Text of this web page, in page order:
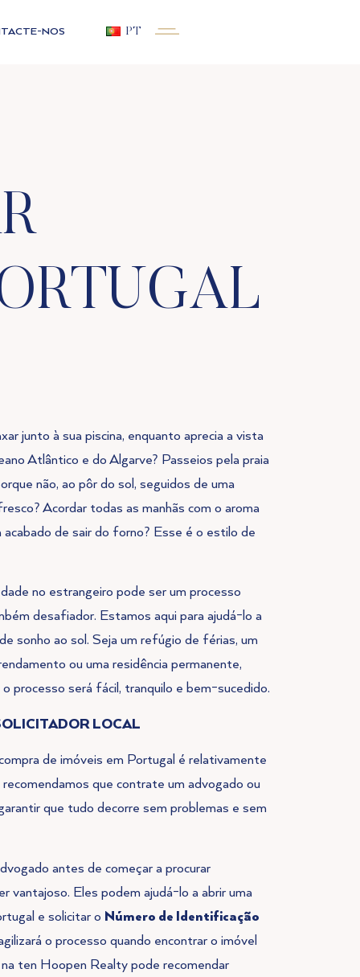
NOS PT
junto à sua piscina, enquanto aprecia a vista
Atlântico e do Algarve? Passeios pela praia
não, ao pôr do sol, seguidos de uma
Acordar todas as manhãs com o aroma
de sair do forno? Esse é o estilo de
no estrangeiro pode ser um processo
desafiador. Estamos aqui para ajudá-lo a
sonho ao sol. Seja um refúgio de férias, um
ou uma residência permanente,
processo será fácil, tranquilo e bem-sucedido.
LOCAL
de imóveis em Portugal é relativamente
que contrate um advogado ou
que tudo decorre sem problemas e sem
antes de começar a procurar
vantajoso. Eles podem ajudá-lo a abrir uma
e solicitar o Número de Identificação
o processo quando encontrar o imóvel
na ten Hoopen Realty pode recomendar